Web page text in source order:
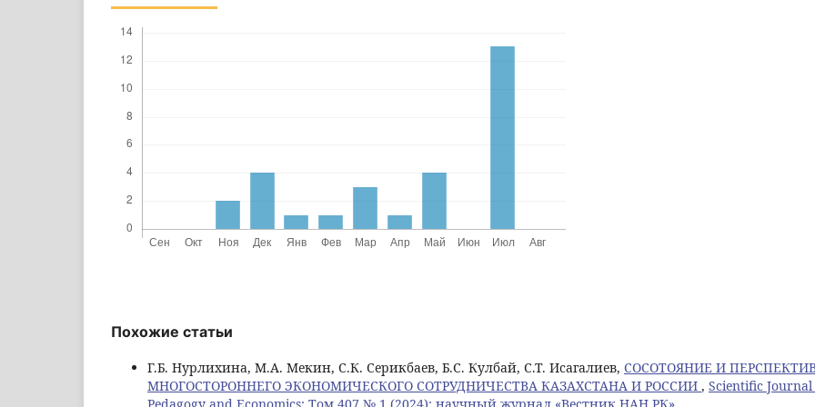
Похожие статьи
Г.Б. Нурлихина, М.А. Мекин, С.К. Серикбаев, Б.С. Кулбай, С.Т. Исагалиев, СОСОТОЯНИЕ И
МНОГОСТОРОННЕГО ЭКОНОМИЧЕСКОГО СОТРУДНИЧЕСТВА КАЗАХСТАНА И РОССИИ , Scientific